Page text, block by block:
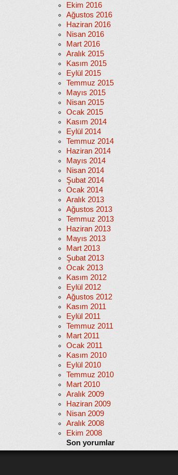
Ekim 2016
Ağustos 2016
Haziran 2016
Nisan 2016
Mart 2016
Aralık 2015
Kasım 2015
Eylül 2015
Temmuz 2015
Mayıs 2015
Nisan 2015
Ocak 2015
Kasım 2014
Eylül 2014
Temmuz 2014
Haziran 2014
Mayıs 2014
Nisan 2014
Şubat 2014
Ocak 2014
Aralık 2013
Ağustos 2013
Temmuz 2013
Haziran 2013
Mayıs 2013
Mart 2013
Şubat 2013
Ocak 2013
Kasım 2012
Eylül 2012
Ağustos 2012
Kasım 2011
Eylül 2011
Temmuz 2011
Mart 2011
Ocak 2011
Kasım 2010
Eylül 2010
Temmuz 2010
Mart 2010
Aralık 2009
Haziran 2009
Nisan 2009
Aralık 2008
Ekim 2008
Son yorumlar